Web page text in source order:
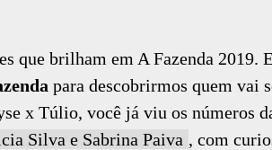
que brilham em A Fazenda 2019.
para descobrirmos quem vai
x Túlio, você já viu os números
Silva e Sabrina Paiva , com